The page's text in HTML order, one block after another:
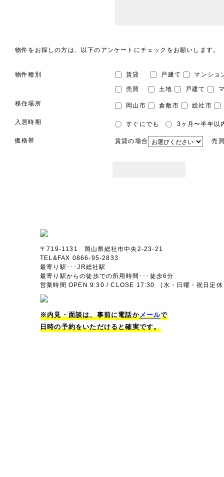
物件をお探しの方は、以下のアンケートにチェックをお願いします。
物件種別 賃貸 戸建て マンショ
売買 土地 戸建て
移住場所 岡山市 倉敷市 総社市
入居時期 すぐにでも 3ヶ月〜半年以
価格帯 賃貸の場合 売買
〒719-1131 岡山県総社市中央2-23-21
TEL&FAX 0866-95-2833
最寄り駅･･･JR総社駅
最寄り駅からの徒歩での所用時間･･･徒歩6分
営業時間 OPEN 9:30 / CLOSE 17:30 ［水・日曜・祝日定休
※内見・面談は、事前に電話かメールで
日時の予約をいただけると確実です。